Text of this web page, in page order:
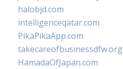
halobjd.com
intelligenceqatar.com
PikaPikaApp.com
takecareofbusinessdfw.org
HamadaOfJapan.com